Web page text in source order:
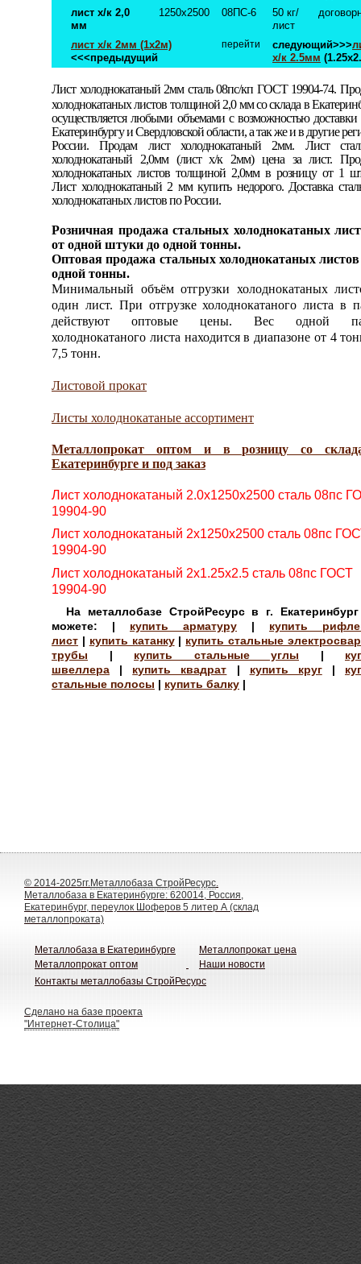
лист х/к 2,0
мм
1250х2500 08ПС-6
50 кг/
лист
лист х/к 2мм (1х2м)
<<<предыдущий
перейти следующий>>>
х/к 2.5мм
Лист холоднокатаный 2мм сталь 08пс/кп ГОСТ 19904-74.
холоднокатаных листов толщиной 2,0 мм со склада в
осуществляется любыми объемами с возможностью доставки
Екатеринбургу и Свердловской области, а так же и в другие
России. Продам лист холоднокатаный 2мм. Лист
холоднокатаный 2,0мм (лист х/к 2мм) цена за лист.
холоднокатаных листов толщиной 2,0мм в розницу от 1
Лист холоднокатаный 2 мм купить недорого. Доставка
холоднокатаных листов по России.
Розничная продажа стальных холоднокатаных
от одной штуки до одной тонны.
Оптовая продажа стальных холоднокатаных
одной тонны.
Минимальный объём отгрузки холоднокатаных
один лист. При отгрузке холоднокатаного листа в
действуют оптовые цены. Вес одной
холоднокатаного листа находится в диапазоне от 4
7,5 тонн.
Листовой прокат
Листы холоднокатаные ассортимент
Металлопрокат оптом и в розницу со
Екатеринбурге и под заказ
Лист холоднокатаный 2.0х1250х2500 сталь 08пс
19904-90
Лист холоднокатаный 2х1250х2500 сталь 08пс
19904-90
Лист холоднокатаный 2х1.25х2.5 сталь 08пс ГОСТ
19904-90
На металлобазе СтройРесурс в г.
можете: | купить арматуру | купить
лист | купить катанку| купить стальные
трубы | купить стальные углы |
швеллера | купить квадрат | купить круг|
стальные полосы | купить балку |
© 2014-2025гг.Металлобаза СтройРесурс.
Металлобаза в Екатеринбурге: 620014, Россия,
Екатеринбург, переулок Шоферов 5 литер А (склад
металлопроката)
Металлобаза в Екатеринбурге
Металлопрокат оптом
Металлопрокат цена
Наши новости
Контакты металлобазы СтройРесурс
Сделано на базе проекта
"Интернет-Столица"